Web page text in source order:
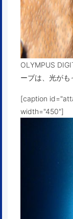
OLYMPUS
ーブは、光がも
[caption
width="450"]